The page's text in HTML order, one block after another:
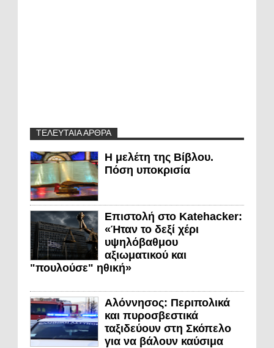
ΤΕΛΕΥΤΑΙΑ ΑΡΘΡΑ
Η μελέτη της Βίβλου.
Πόση υποκρισία
Επιστολή στο Katehacker:
«Ήταν το δεξί χέρι
υψηλόβαθμου
αξιωματικού και
"πουλούσε" ηθική»
Αλόννησος: Περιπολικά
και πυροσβεστικά
ταξιδεύουν στη Σκόπελο
για να βάλουν καύσιμα